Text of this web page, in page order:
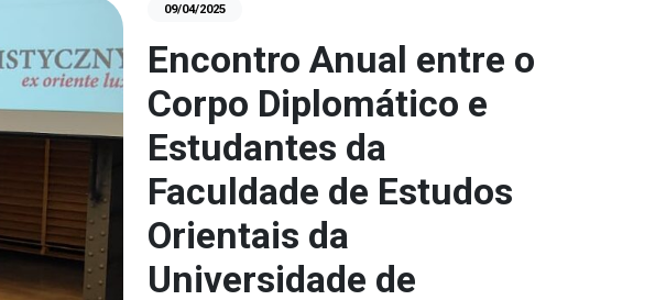
09/04/2025
Encontro Anual entre o
Corpo Diplomático e
Estudantes da
Faculdade de Estudos
Orientais da
Universidade de